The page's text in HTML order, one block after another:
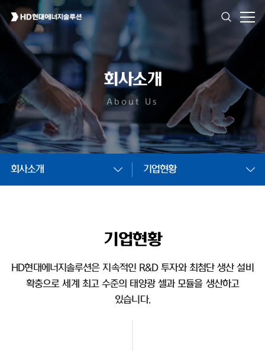
회사소개
About Us
회사소개 기업현황
기업현황
HD현대에너지솔루션은 지속적인 R&D 투자와 최첨단 생산 설비
확충으로 세계 최고 수준의 태양광 셀과 모듈을 생산하고
있습니다.